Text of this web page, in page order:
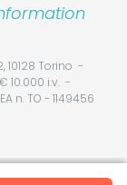
Torino
10.000 i.v.
n. TO - 1149456